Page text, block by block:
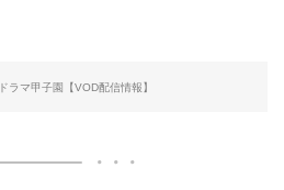
ドラマ甲子園【VOD配信情報】